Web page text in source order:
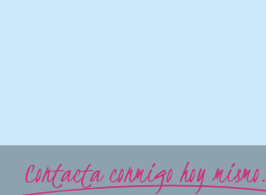
Contacta conmigo hoy mismo.